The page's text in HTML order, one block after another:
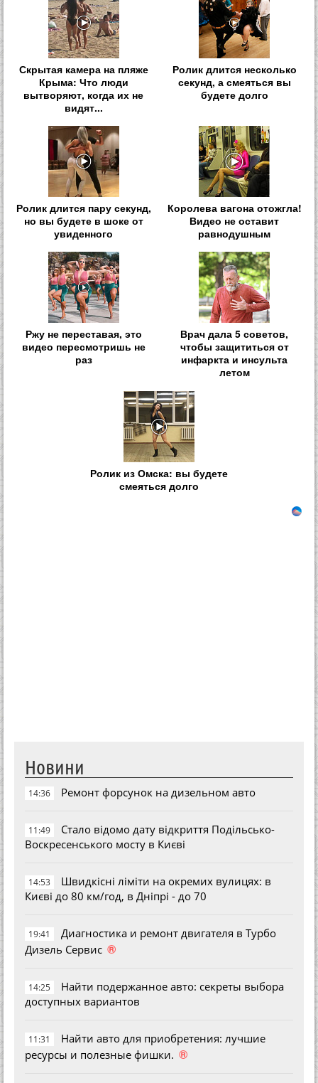
Скрытая камера на пляже
Крыма: Что люди
вытворяют, когда их не
видят...
Ролик длится несколько
секунд, а смеяться вы
будете долго
Ролик длится пару секунд,
но вы будете в шоке от
увиденного
Королева вагона отожгла!
Видео не оставит
равнодушным
Ржу не переставая, это
видео пересмотришь не
раз
Врач дала 5 советов,
чтобы защититься от
инфаркта и инсульта
летом
Ролик из Омска: вы будете
смеяться долго
Новини
14:36 Ремонт форсунок на дизельном авто
11:49
Стало відомо дату відкриття Подільсько-
Воскресенського мосту в Києві
14:53
Швидкісні ліміти на окремих вулицях: в
Києві до 80 км/год, в Дніпрі - до 70
19:41
Диагностика и ремонт двигателя в Турбо
Дизель Сервис ®
14:25
Найти подержанное авто: секреты выбора
доступных вариантов
11:31
Найти авто для приобретения: лучшие
ресурсы и полезные фишки. ®